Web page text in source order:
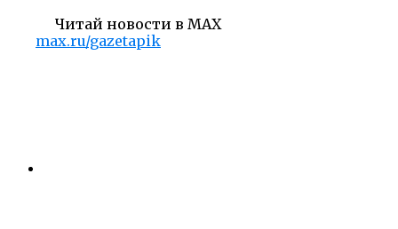
Читай новости в MAX
max.ru/gazetapik